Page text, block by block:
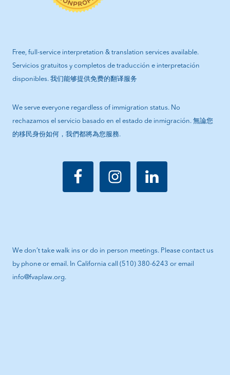
Free, full-service interpretation & translation services available.
Servicios gratuitos y completos de traducción e interpretación
disponibles. 我们能够提供免费的翻译服务
We serve everyone regardless of immigration status. No
rechazamos el servicio basado en el estado de inmigración. 無論您
的移民身份如何，我們都將為您服務.
We don’t take walk ins or do in person meetings. Please contact us
by phone or email. In California call (510) 380-6243 or email
info@fvaplaw.org.